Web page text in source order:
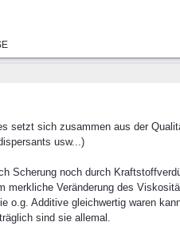
setzt sich zusammen aus der
usw...)
Scherung noch durch
Veränderung des
o.g. Additive gleichwertig waren
sind sie allemal.